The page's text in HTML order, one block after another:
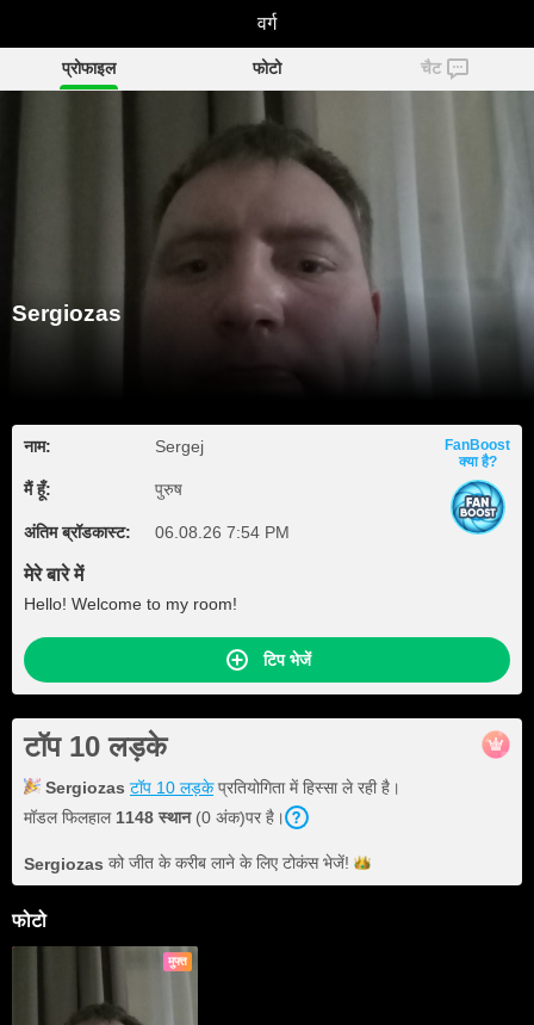
Sergiozas
प्रोफाइल फोटो चैट
Sergiozas
नाम: Sergej
मैं हूँ: पुरुष
अंतिम ब्रॉडकास्ट: 06.08.26 7:54 PM
FanBoost
क्या है?
मेरे बारे में
Hello! Welcome to my room!
टिप भेजें
टॉप 10 लड़के
Sergiozas टॉप 10 लड़केप्रतियोगिता में हिस्सा ले रही है।
मॉडल फिलहाल 1148 स्थान(0 अंक)पर है।
Sergiozas को जीत के करीब लाने के लिए टोकंसभेजें!
फोटो
मुफ्त
वर्ग